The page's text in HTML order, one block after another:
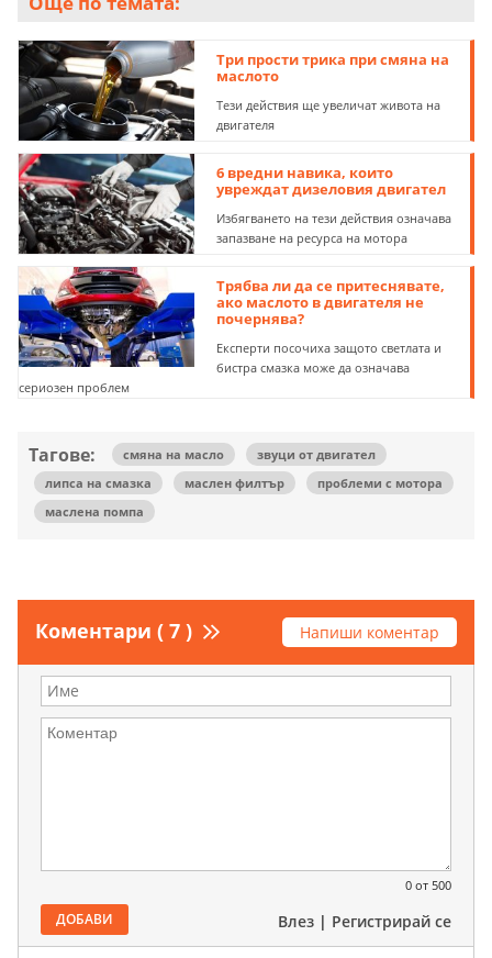
Три прости трика при смяна на
маслото
Тези действия ще увеличат живота на
двигателя
6 вредни навика, които
увреждат дизеловия двигател
Избягването на тези действия означава
запазване на ресурса на мотора
Трябва ли да се притеснявате,
ако маслото в двигателя не
почернява?
Експерти посочиха защото светлата и
бистра смазка може да означава
сериозен проблем
Тагове: смяна на масло
звуци от двигател
липса на смазка
маслен филтър
проблеми с мотора
маслена помпа
Коментари ( 7 ) Напиши коментар
0 от 500
ДОБАВИ Влез | Регистрирай се